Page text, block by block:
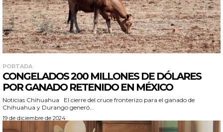
PORTADA
CONGELADOS 200 MILLONES DE DÓLARES
POR GANADO RETENIDO EN MÉXICO
Noticias Chihuahua El cierre del cruce fronterizo para el ganado de
Chihuahua y Durango generó...
19 de diciembre de 2024